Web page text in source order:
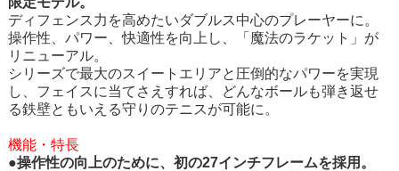
ディフェンス力を高めたいダブルス中心のプレーヤーに。
操作性、パワー、快適性を向上し、「魔法のラケット」が
リニューアル。
シリーズで最大のスイートエリアと圧倒的なパワーを実現
し、フェイスに当てさえすれば、どんなボールも弾き返せ
る鉄壁ともいえる守りのテニスが可能に。
機能・特長
●操作性の向上のために、初の27インチフレームを採用。